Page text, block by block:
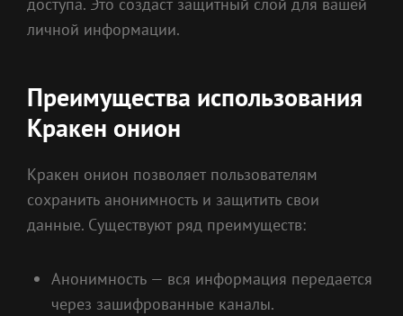
личной информации.
Преимущества использования
Кракен онион
Кракен онион позволяет пользователям
сохранить анонимность и защитить свои
данные. Существуют ряд преимуществ:
Анонимность — вся информация передается
через зашифрованные каналы.